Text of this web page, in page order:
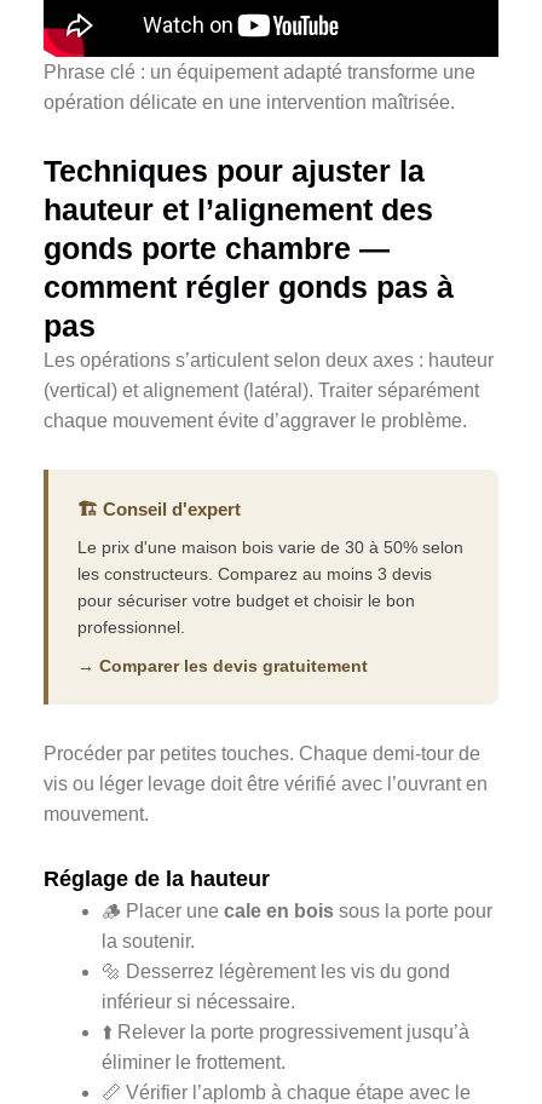
Phrase clé : un équipement adapté transforme une
opération délicate en une intervention maîtrisée.
Techniques pour ajuster la
hauteur et l’alignement des
gonds porte chambre —
comment régler gonds pas à
pas
Les opérations s’articulent selon deux axes : hauteur
(vertical) et alignement (latéral). Traiter séparément
chaque mouvement évite d’aggraver le problème.
🏗️ Conseil d'expert
Le prix d'une maison bois varie de 30 à 50% selon
les constructeurs. Comparez au moins 3 devis
pour sécuriser votre budget et choisir le bon
professionnel.
→ Comparer les devis gratuitement
Procéder par petites touches. Chaque demi-tour de
vis ou léger levage doit être vérifié avec l’ouvrant en
mouvement.
Réglage de la hauteur
🪵 Placer une cale en bois sous la porte pour
la soutenir.
🔩 Desserrez légèrement les vis du gond
inférieur si nécessaire.
⬆️ Relever la porte progressivement jusqu’à
éliminer le frottement.
📏 Vérifier l’aplomb à chaque étape avec le